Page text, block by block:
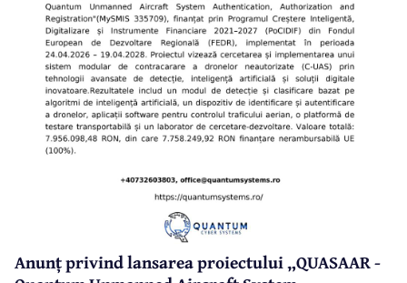
Anunț privind lansarea proiectului „QUASAAR -